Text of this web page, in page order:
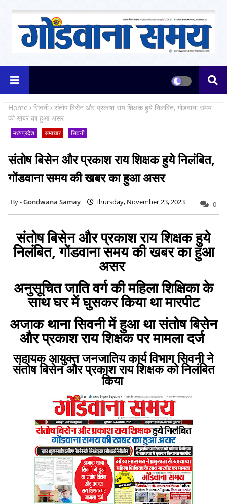
Home सिवनी संतोष बिसेन और प्रकाश राय शिक्षक हुये निलंबित, गोंडवाना समय
की खबर का हुआ असर
मध्यप्रदेश समाचार सिवनी
संतोष बिसेन और प्रकाश राय शिक्षक हुये निलंबित,
गोंडवाना समय की खबर का हुआ असर
Gondwana Samay Thursday, November 23, 2023 0
संतोष बिसेन और प्रकाश राय शिक्षक हुये
निलंबित, गोंडवाना समय की खबर का हुआ
असर
अनुसूचित जाति वर्ग की महिला शिक्षिका के
साथ घर में घुसकर किया था मारपीट
अजाक थाना सिवनी में हुआ था संतोष बिसेन
और प्रकाश राय शिक्षक पर मामला दर्ज
सहायक आयुक्त जनजातिय कार्य विभाग सिवनी ने
संतोष बिसेन और प्रकाश राय शिक्षक को निलंबित
किया